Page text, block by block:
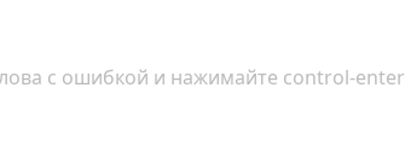
с ошибкой и нажимайте control-enter